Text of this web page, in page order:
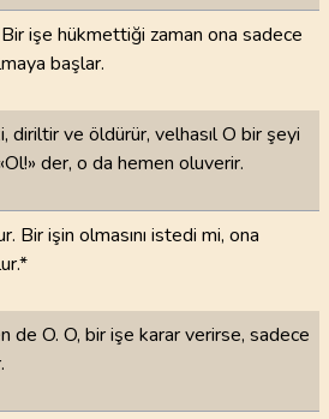
işe hükmettiği zaman ona sadece
başlar.
diriltir ve öldürür, velhasıl O bir şeyi
der, o da hemen oluverir.
Bir işin olmasını istedi mi, ona
de O. O, bir işe karar verirse, sadece